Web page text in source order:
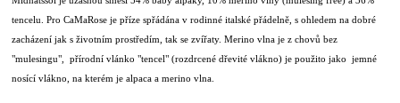
tencelu. Pro CaMaRose je příze spřádána v rodinné italské přádelně, s ohledem na dobré
zacházení jak s životním prostředím, tak se zvířaty. Merino vlna je z chovů bez
"mulesingu", přírodní vlánko "tencel" (rozdrcené dřevité vlákno) je použito jako jemné
nosící vlákno, na kterém je alpaca a merino vlna.